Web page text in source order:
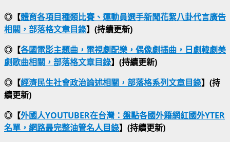
◎【體育各項目種類比賽、運動員選手新聞花絮八卦代言廣告
相關，部落格文章目錄】(持續更新)
◎【各國電影主題曲，電視劇配樂，偶像劇插曲，日劇韓劇美
劇歌曲相關，部落格文章目錄】(持續更新)
◎【經濟民生社會政治論述相關，部落格系列文章目錄】(持
續更新)
◎【外國人YOUTUBER在台灣：盤點各國外籍網紅國外YTER
名單，網路最完整油管名人目錄】(持續更新)